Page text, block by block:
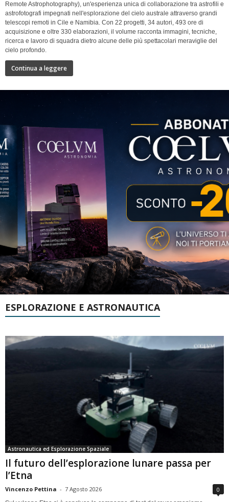
Remote Astrophotography), un'esperienza unica di collaborazione tra astrofili e
astrofotografi impegnati nell'esplorazione del cielo australe attraverso grandi
telescopi remoti in Cile e Namibia. Con 22 progetti, 34 autori, 493 ore di
acquisizione e oltre 330 elaborazioni, il volume racconta immagini, tecniche,
ricerca e lavoro di squadra dietro alcune delle più spettacolari meraviglie del
cielo profondo.
Continua a leggere
ESPLORAZIONE E ASTRONAUTICA
Astronautica ed Esplorazione Spaziale
Il futuro dell’esplorazione lunare passa per
l’Etna
Vincenzo Pettina - 7 Agosto 2026 0